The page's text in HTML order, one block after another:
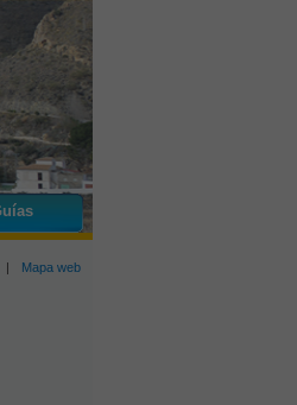
| Mapa web